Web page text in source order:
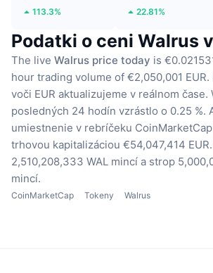
113.3% 22.81%
Podatki o ceni Walrus
The live Walrus price today is
hour trading volume of €2,050,001 EUR.
voči EUR aktualizujeme v reálnom čase.
posledných 24 hodín vzrástlo o 0.25 %.
umiestnenie v rebríčeku
trhovou kapitalizáciou €54,047,414 EUR.
2,510,208,333 WAL mincí a strop
mincí.
CoinMarketCap Tokeny Walrus